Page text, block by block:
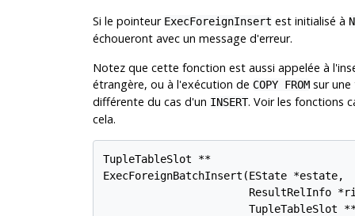
Si le pointeur ExecForeignInsert est initialisé à
échoueront avec un message d'erreur.
Notez que cette fonction est aussi appelée à
étrangère, ou à l'exécution de COPY FROMsur une
différente du cas d'un INSERT. Voir les fonctions
cela.
TupleTableSlot **
ExecForeignBatchInsert(EState *estate,
ResultRelInfo
TupleTableSlot